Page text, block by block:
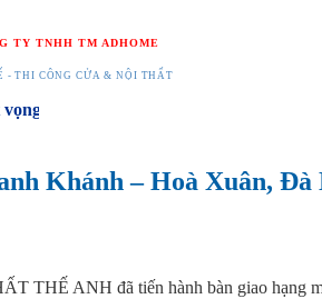
TNHH TM ADHOME
- THI CÔNG CỬA & NỘI THẤT
Khánh – Hoà Xuân, Đà
THẾ ANH đã tiến hành bàn giao hạng